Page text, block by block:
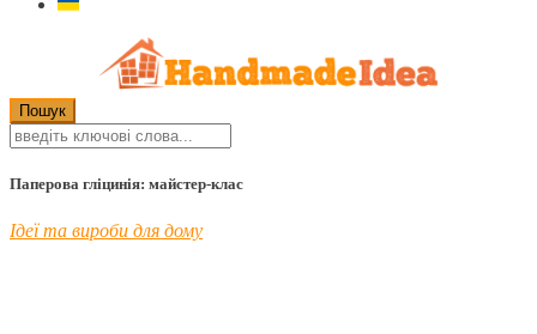
Паперова гліцинія: майстер-клас
Ідеї та вироби для дому